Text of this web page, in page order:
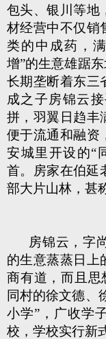
包头、银川等地
材经营中不仅销
类的中成药，
增”的生意雄踞
长期垄断着东三
成之子房锦云
拼，羽翼日趋丰
便于流通和融资
安城里开设的“
首。房家在伯延
部大片山林，甚
房锦云，字
的生意蒸蒸日上
商有道，而且思
同村的徐文德、
小学”，广收学
校，学校实行新